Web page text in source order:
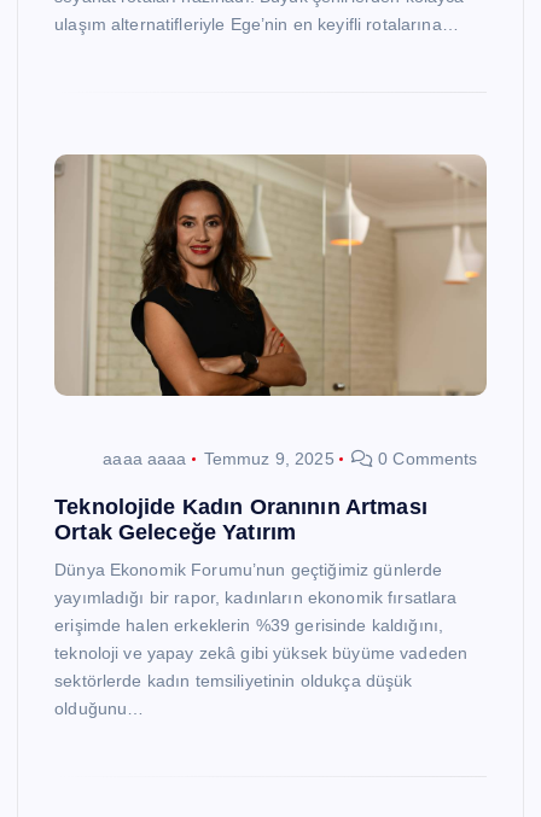
ulaşım alternatifleriyle Ege’nin en keyifli rotalarına…
aaaa aaaa Temmuz 9, 2025 0 Comments
Teknolojide Kadın Oranının Artması
Ortak Geleceğe Yatırım
Dünya Ekonomik Forumu’nun geçtiğimiz günlerde
yayımladığı bir rapor, kadınların ekonomik fırsatlara
erişimde halen erkeklerin %39 gerisinde kaldığını,
teknoloji ve yapay zekâ gibi yüksek büyüme vadeden
sektörlerde kadın temsiliyetinin oldukça düşük
olduğunu…